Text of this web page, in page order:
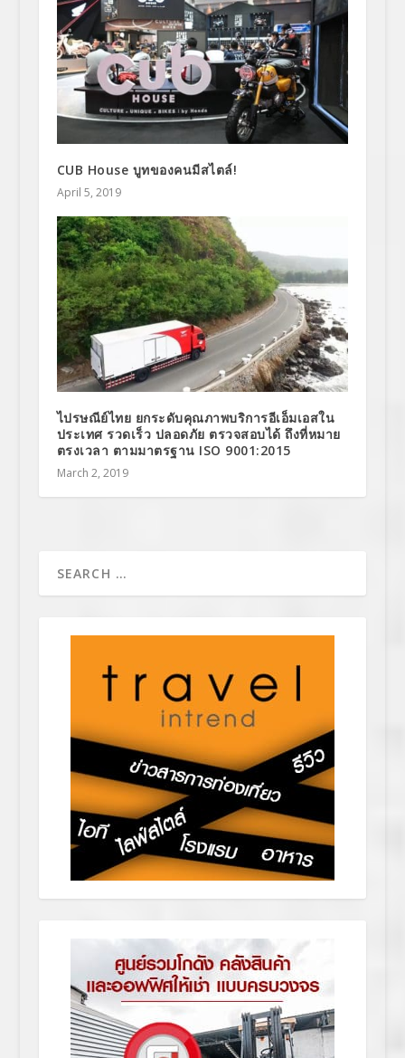
CUB House บูทของคนมีสไตล์!
April 5, 2019
ไปรษณีย์ไทย ยกระดับคุณภาพบริการอีเอ็มเอสใน
ประเทศ รวดเร็ว ปลอดภัย ตรวจสอบได้ ถึงที่หมาย
ตรงเวลา ตามมาตรฐาน ISO 9001:2015
March 2, 2019